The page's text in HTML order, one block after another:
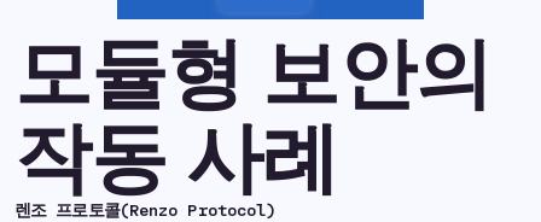
모듈형 보안의
작동 사례
렌조 프로토콜(Renzo Protocol)